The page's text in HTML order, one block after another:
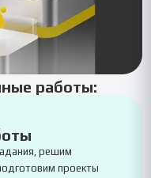
работы:
решим
проекты